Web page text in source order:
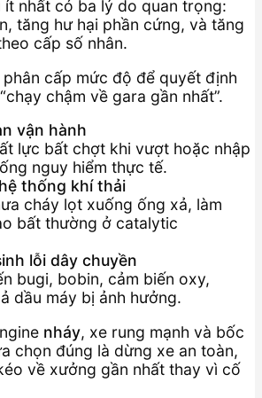
nhất có ba lý do quan trọng:
tăng hư hại phần cứng, và tăng
cấp số nhân.
phân cấp mức độ để quyết định
chậm về gara gần nhất”.
vận hành
lực bất chợt khi vượt hoặc nhập
nguy hiểm thực tế.
thống khí thải
cháy lọt xuống ống xả, làm
bất thường ở catalytic
lỗi dây chuyền
bugi, bobin, cảm biến oxy,
dầu máy bị ảnh hưởng.
nháy, xe rung mạnh và bốc
chọn đúng là dừng xe an toàn,
về xưởng gần nhất thay vì cố